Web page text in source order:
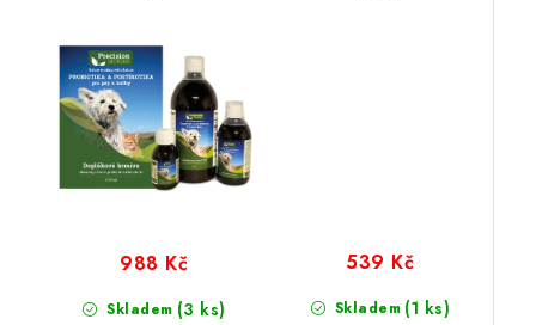
Skladem (3 ks)
988 Kč
Skladem (1 ks)
539 Kč